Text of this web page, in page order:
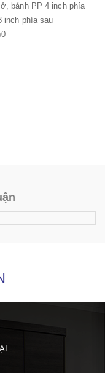
bánh PP 4 inch phía
inch phía sau